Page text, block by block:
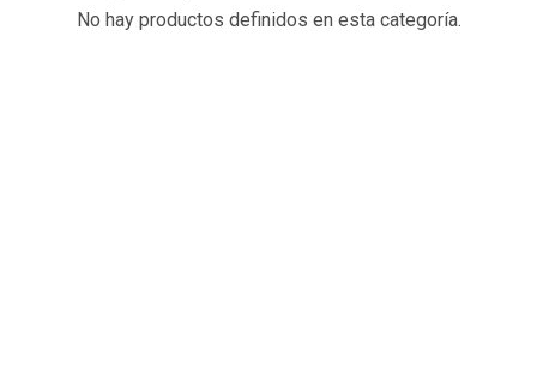
No hay productos definidos en esta categoría.